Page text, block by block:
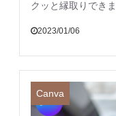
クッと縁取りでき
2023/01/06
Canva